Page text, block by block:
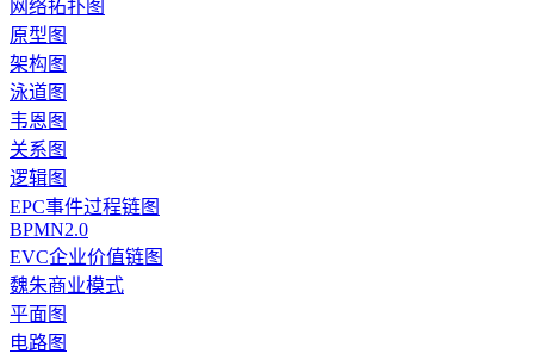
网络拓扑图
原型图
架构图
泳道图
韦恩图
关系图
逻辑图
EPC事件过程链图
BPMN2.0
EVC企业价值链图
魏朱商业模式
平面图
电路图